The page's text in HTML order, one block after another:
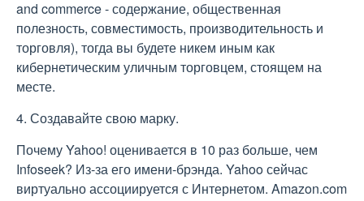
and commerce - содержание, общественная
полезность, совместимость, производительность и
торговля), тогда вы будете никем иным как
кибернетическим уличным торговцем, стоящем на
месте.
4. Создавайте свою марку.
Почему Yahoo! оценивается в 10 раз больше, чем
Infoseek? Из-за его имени-брэнда. Yahoo сейчас
виртуально ассоциируется с Интернетом. Amazon.com